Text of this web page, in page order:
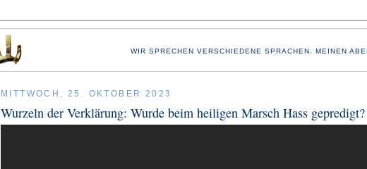
WIR SPRECHEN VERSCHIEDENE SPRACHEN. MEINEN
MITTWOCH, 25. OKTOBER 2023
Wurzeln der Verklärung: Wurde beim heiligen Marsch Hass gepredigt?